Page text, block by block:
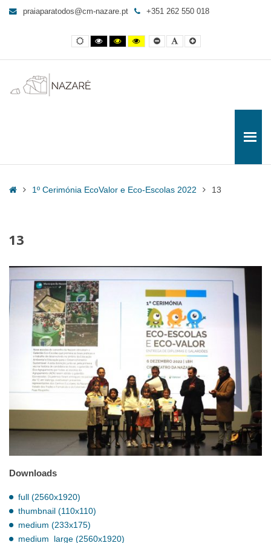
Todos
praiaparatodos@cm-nazare.pt +351 262 550 018
Contraste
normal
Contraste
preto
branco
Contraste
preto
amarelo
Yellow
and
contrast
Smaller
Font
Letra
por
Letra
maior
Home1º Cerimónia EcoValor e Eco-Escolas 2022 13
13
Downloads
full (2560x1920)
thumbnail (110x110)
medium (233x175)
medium_large (2560x1920)